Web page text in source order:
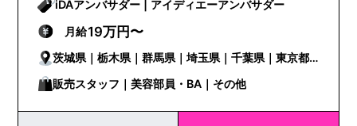
iDAアンバサダー | アイディエーアンバサダー
月給19万円〜
茨城県｜栃木県｜群馬県｜埼玉県｜千葉県｜東京都
｜神奈川県｜新潟県｜富山県｜石川県｜福井県｜山
梨県｜長野県｜岐阜県｜静岡県｜愛知県｜三重県｜
販売スタッフ｜美容部員・BA｜その他